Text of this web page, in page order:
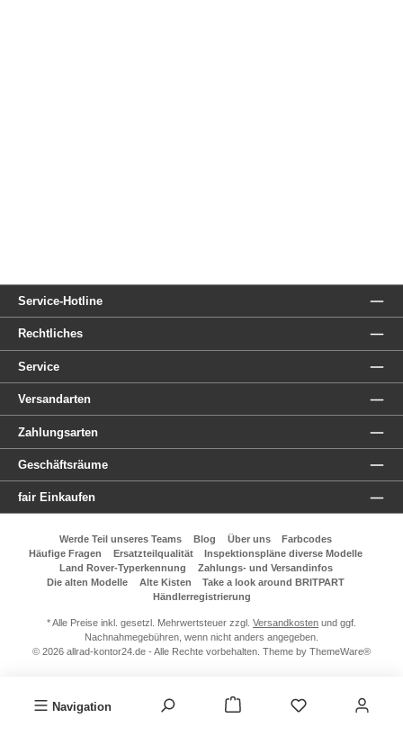
Navigation
Service-Hotline
Rechtliches
Service
Versandarten
Zahlungsarten
Geschäftsräume
fair Einkaufen
Werde Teil unseres Teams Blog Über uns
Farbcodes
Häufige Fragen
Ersatzteilqualität
Inspektionspläne diverse Modelle
Land Rover-Typerkennung
Zahlungs- und Versandinfos
Die alten Modelle
Alte Kisten
Take a look around BRITPART
Händlerregistrierung
* Alle Preise inkl. gesetzl. Mehrwertsteuer zzgl. Versandkosten und ggf.
Nachnahmegebühren, wenn nicht anders angegeben.
© 2026 allrad-kontor24.de - Alle Rechte vorbehalten. Theme by ThemeWare®